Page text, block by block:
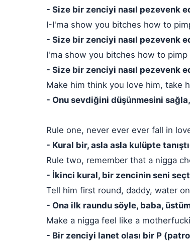
- Size bir zenciyi nasıl pezevenk
I-I'ma show you bitches how to
- Size bir zenciyi nasıl pezevenk
I'ma show you bitches how to pimp
- Size bir zenciyi nasıl pezevenk
Make him think you love him, take
- Onu sevdiğini düşünmesini
Rule one, never ever ever fall in
- Kural bir, asla asla kulüpte
Rule two, remember that a nigga
- İkinci kural, bir zencinin seni
Tell him first round, daddy, water
- Ona ilk raundu söyle, baba,
Make a nigga feel like a
- Bir zenciyi lanet olası bir P